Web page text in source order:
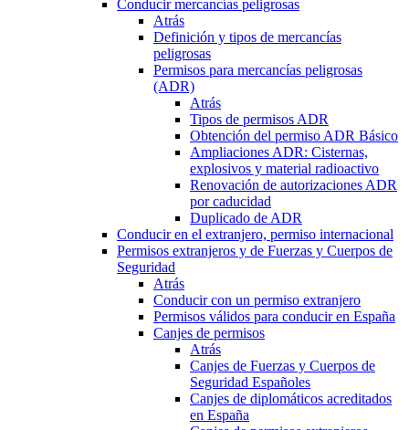
Conducir mercancías peligrosas
Atrás
Definición y tipos de mercancías
peligrosas
Permisos para mercancías peligrosas
(ADR)
Atrás
Tipos de permisos ADR
Obtención del permiso ADR Básico
Ampliaciones ADR: Cisternas,
explosivos y material radioactivo
Renovación de autorizaciones ADR
por caducidad
Duplicado de ADR
Conducir en el extranjero, permiso internacional
Permisos extranjeros y de Fuerzas y Cuerpos de
Seguridad
Atrás
Conducir con un permiso extranjero
Permisos válidos para conducir en España
Canjes de permisos
Atrás
Canjes de Fuerzas y Cuerpos de
Seguridad Españoles
Canjes de diplomáticos acreditados
en España